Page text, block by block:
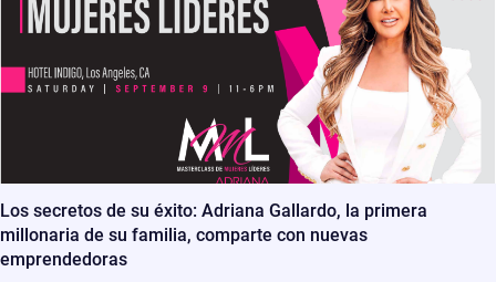
Los secretos de su éxito: Adriana Gallardo, la primera
millonaria de su familia, comparte con nuevas
emprendedoras